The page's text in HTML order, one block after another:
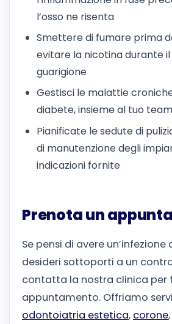
l’osso ne risenta
Smettere di fumare prima
evitare la nicotina durante
guarigione
Gestisci le malattie
diabete, insieme al tuo
Pianificate le sedute di
di manutenzione degli
indicazioni fornite
Prenota un
Se pensi di avere un’infezione
desideri sottoporti a un
contatta la nostra clinica per
appuntamento. Offriamo
odontoiatria estetica, corone